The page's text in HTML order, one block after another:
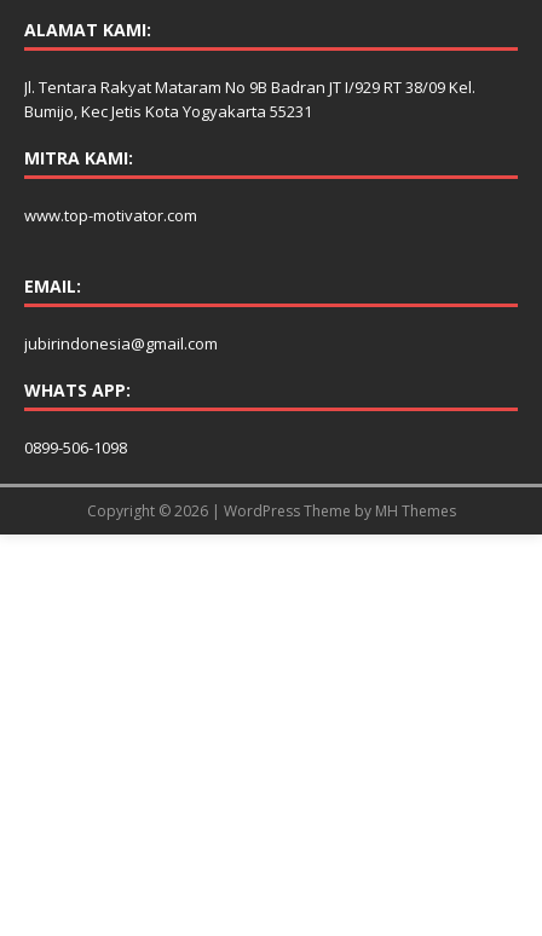
ALAMAT KAMI:
Jl. Tentara Rakyat Mataram No 9B Badran JT I/929 RT 38/09 Kel.
Bumijo, Kec Jetis Kota Yogyakarta 55231
MITRA KAMI:
www.top-motivator.com
EMAIL:
jubirindonesia@gmail.com
WHATS APP:
0899-506-1098
Copyright © 2026 | WordPress Theme by MH Themes